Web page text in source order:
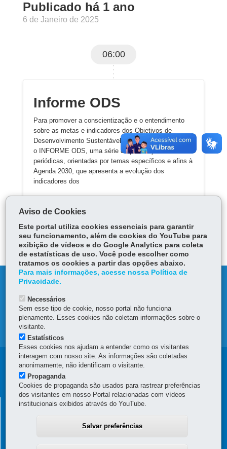
Publicado há 1 ano
6 de Janeiro de 2025
06:00
Informe ODS
Para promover a conscientização e o entendimento
sobre as metas e indicadores dos Objetivos de
Desenvolvimento Sustentável (ODS), a SGDES criou
o INFORME ODS, uma série de publicações
periódicas, orientadas por temas específicos e afins à
Agenda 2030, que apresenta a evolução dos
indicadores dos
MAPA DO SITE
DENUNCIE CORRUPÇÃO
OUVIDORIA
Navegação
principal
SUPERINTENDÊNCIA GERAL DE
DESENVOLVIMENTO ECONÔMICO E SOCIAL - SGDES
Rua Jacy Loureiro de Campos, s/n - 4º Andar - Ala C - Centro Cívico
Aviso de Cookies
Este portal utiliza cookies essenciais para garantir
seu funcionamento, além de cookies do YouTube para
exibição de vídeos e do Google Analytics para coleta
de estatísticas de uso. Você pode escolher como
tratamos os cookies a partir das opções abaixo.
Para mais informações, acesse nossa Política de
Privacidade.
Necessários
Sem esse tipo de cookie, nosso portal não funciona
plenamente. Esses cookies não coletam informações sobre o
visitante.
Estatísticos
Esses cookies nos ajudam a entender como os visitantes
interagem com nosso site. As informações são coletadas
anonimamente, não identificam o visitante.
Propaganda
Cookies de propaganda são usados para rastrear preferências
dos visitantes em nosso Portal relacionadas com vídeos
institucionais exibidos através do YouTube.
Salvar preferências